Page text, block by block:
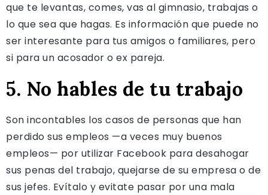
que te levantas, comes, vas al gimnasio, trabajas o
lo que sea que hagas. Es información que puede no
ser interesante para tus amigos o familiares, pero
si para un acosador o ex pareja.
5. No hables de tu trabajo
Son incontables los casos de personas que han
perdido sus empleos —a veces muy buenos
empleos— por utilizar Facebook para desahogar
sus penas del trabajo, quejarse de su empresa o de
sus jefes. Evítalo y evitate pasar por una mala